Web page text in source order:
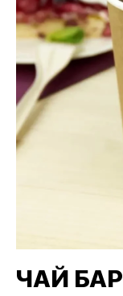
ЧАЙ БАР